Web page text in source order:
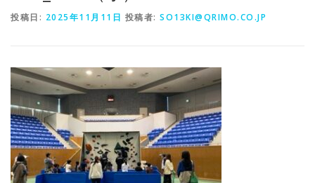
投稿日: 2025年11月11日 投稿者: SO13KI@QRIMO.CO.JP